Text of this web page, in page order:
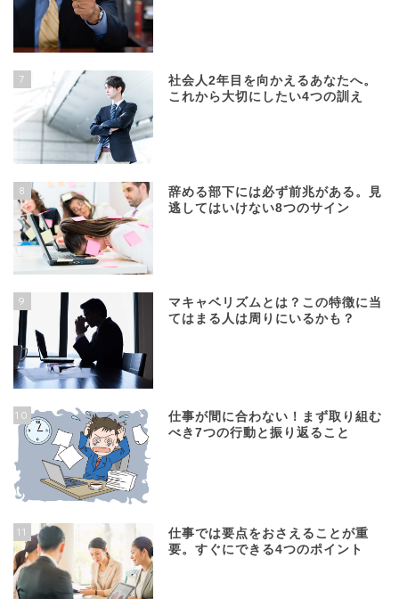
7
社会人2年目を向かえるあなたへ。
これから大切にしたい4つの訓え
8
辞める部下には必ず前兆がある。見
逃してはいけない8つのサイン
9
マキャベリズムとは？この特徴に当
てはまる人は周りにいるかも？
10
仕事が間に合わない！まず取り組む
べき7つの行動と振り返ること
11
仕事では要点をおさえることが重
要。すぐにできる4つのポイント